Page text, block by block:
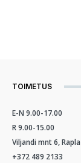
TOIMETUS
E-N 9.00-17.00
R 9.00-15.00
Viljandi mnt 6,
+372 489 2133